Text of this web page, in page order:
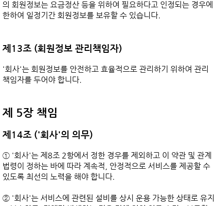
의 회원정보는 요금정산 등을 위하여 필요하다고 인정되는 경우에
한하여 일정기간 회원정보를 보유할 수 있습니다.
제13조 (회원정보 관리책임자)
'회사'는 회원정보를 안전하고 효율적으로 관리하기 위하여 관리
책임자를 두어야 합니다.
제 5장 책임
제14조 ('회사'의 의무)
① '회사'는 제8조 2항에서 정한 경우를 제외하고 이 약관 및 관계
법령이 정하는 바에 따라 계속적, 안정적으로 서비스를 제공할 수
있도록 최선의 노력을 해야 합니다.
② '회사'는 서비스에 관련된 설비를 상시 운용 가능한 상태로 유지